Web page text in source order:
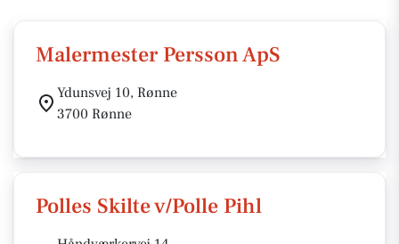
Malermester Persson ApS
Ydunsvej 10, Rønne
3700 Rønne
Polles Skilte v/Polle Pihl